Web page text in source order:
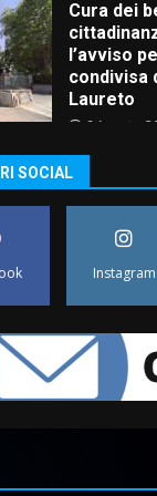
Cura dei
l’avviso
condivisa
Laureto
6 Agosto
prima
6 Agosto
Banda”
7 Agosto
SOCIAL
Instagram